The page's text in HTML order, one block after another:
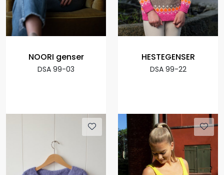
NOORI genser
DSA 99-03
HESTEGENSER
DSA 99-22